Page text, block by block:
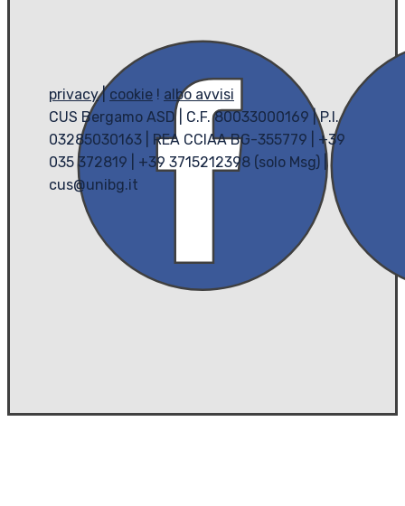
privacy|cookie ! albo avvisi
CUS Bergamo ASD | C.F. 80033000169 | P.I.
03285030163 | REA CCIAA BG-355779 | +39
035 372819 | +39 3715212398 (solo Msg) |
cus@unibg.it